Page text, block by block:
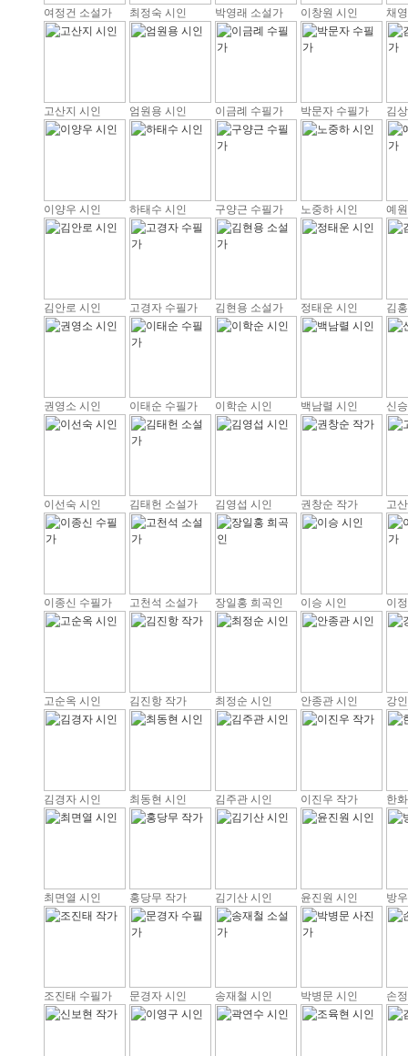
여정건 소설가 최정숙 시인 박영래 소설가 이창원 시인 채
고산지 시인 엄원용 시인 이금례 수필가 박문자 수필가 김
이양우 시인 하태수 시인 구양근 수필가 노중하 시인 예
김안로 시인 고경자 수필가 김현용 소설가 정태운 시인 김
권영소 시인 이태순 수필가 이학순 시인 백남렬 시인 신
이선숙 시인 김태헌 소설가 김영섭 시인 권창순 작가 고
이종신 수필가 고천석 소설가 장일홍 희곡인 이승 시인 이
고순옥 시인 김진항 작가 최정순 시인 안종관 시인 강
김경자 시인 최동현 시인 김주관 시인 이진우 작가 한
최면열 시인 홍당무 작가 김기산 시인 윤진원 시인 방
조진태 수필가 문경자 시인 송재철 시인 박병문 시인 손